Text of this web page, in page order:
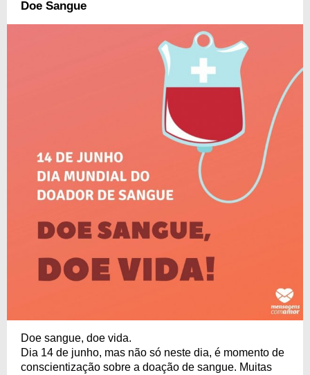
Doe Sangue
Doe sangue, doe vida.
Dia 14 de junho, mas não só neste dia, é momento de
conscientização sobre a doação de sangue. Muitas